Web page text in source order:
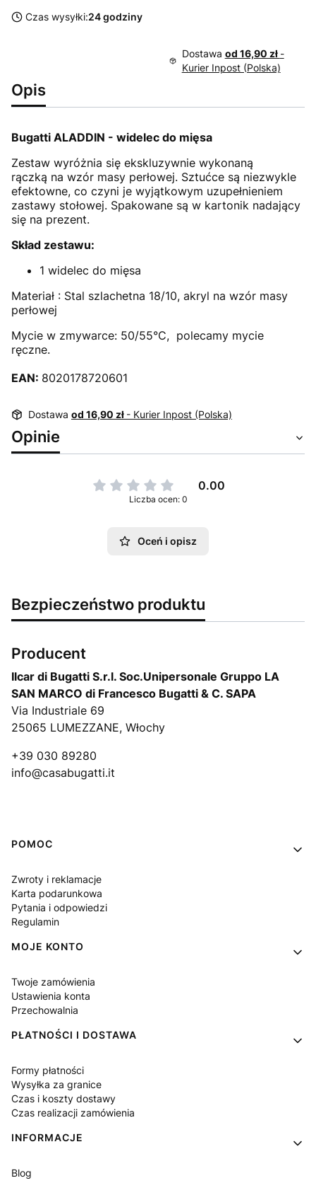
Czas wysyłki:24 godziny
Dostawa od 16,90 zł -
Kurier Inpost (Polska)
Opis
Bugatti ALADDIN - widelec do mięsa
Zestaw wyróżnia się ekskluzywnie wykonaną
rączką na wzór masy perłowej. Sztućce są niezwykle
efektowne, co czyni je wyjątkowym uzupełnieniem
zastawy stołowej. Spakowane są w kartonik nadający
się na prezent.
Skład zestawu:
1 widelec do mięsa
Materiał : Stal szlachetna 18/10, akryl na wzór masy
perłowej
Mycie w zmywarce: 50/55°C, polecamy mycie
ręczne.
EAN: 8020178720601
Dostawa od 16,90 zł - Kurier Inpost (Polska)
Opinie
0.00
Liczba ocen: 0
Oceń i opisz
Bezpieczeństwo produktu
Producent
Ilcar di Bugatti S.r.l. Soc.Unipersonale Gruppo LA
SAN MARCO di Francesco Bugatti & C. SAPA
Via Industriale 69
25065 LUMEZZANE, Włochy
+39 030 89280
info@casabugatti.it
Linki w stopce
POMOC
Zwroty i reklamacje
Karta podarunkowa
Pytania i odpowiedzi
Regulamin
MOJE KONTO
Twoje zamówienia
Ustawienia konta
Przechowalnia
PŁATNOŚCI I DOSTAWA
Formy płatności
Wysyłka za granice
Czas i koszty dostawy
Czas realizacji zamówienia
INFORMACJE
Blog